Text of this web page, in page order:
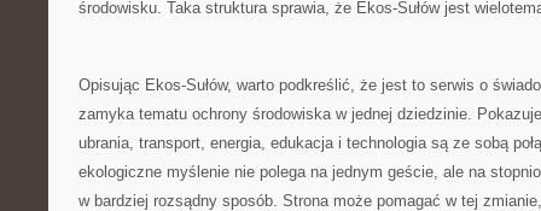
środowisku. Taka struktura sprawia, że Ekos-Sułów jest
Opisując Ekos-Sułów, warto podkreślić, że jest to serwis o
zamyka tematu ochrony środowiska w jednej dziedzinie.
ubrania, transport, energia, edukacja i technologia są ze sobą
ekologiczne myślenie nie polega na jednym geście, ale na
w bardziej rozsądny sposób. Strona może pomagać w tej